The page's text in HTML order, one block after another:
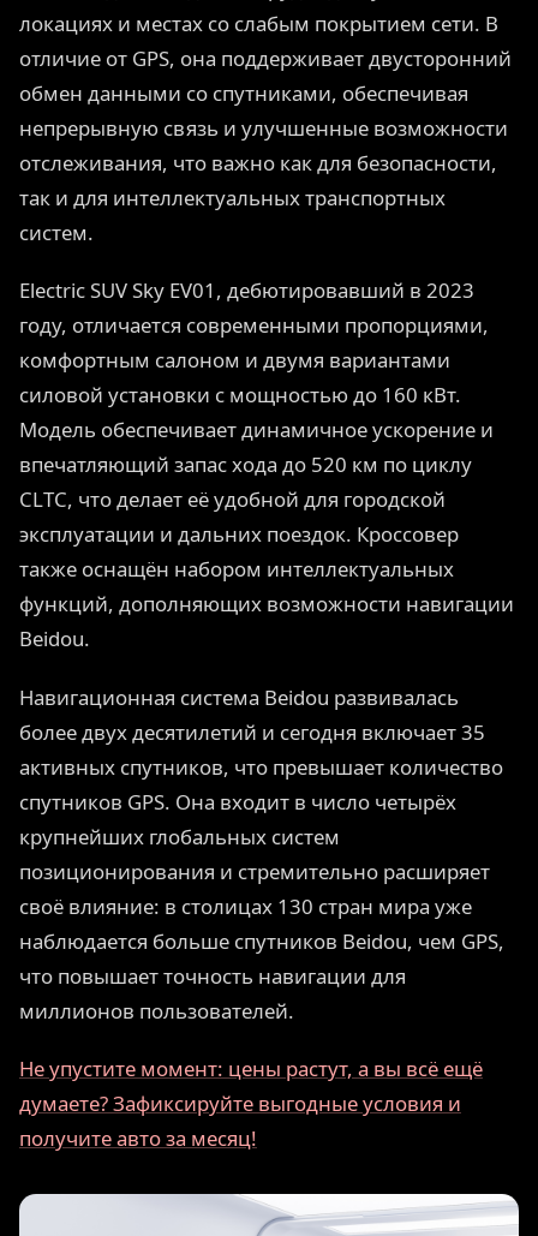
локациях и местах со слабым покрытием сети. В
отличие от GPS, она поддерживает двусторонний
обмен данными со спутниками, обеспечивая
непрерывную связь и улучшенные возможности
отслеживания, что важно как для безопасности,
так и для интеллектуальных транспортных
систем.
Electric SUV Sky EV01, дебютировавший в 2023
году, отличается современными пропорциями,
комфортным салоном и двумя вариантами
силовой установки с мощностью до 160 кВт.
Модель обеспечивает динамичное ускорение и
впечатляющий запас хода до 520 км по циклу
CLTC, что делает её удобной для городской
эксплуатации и дальних поездок. Кроссовер
также оснащён набором интеллектуальных
функций, дополняющих возможности навигации
Beidou.
Навигационная система Beidou развивалась
более двух десятилетий и сегодня включает 35
активных спутников, что превышает количество
спутников GPS. Она входит в число четырёх
крупнейших глобальных систем
позиционирования и стремительно расширяет
своё влияние: в столицах 130 стран мира уже
наблюдается больше спутников Beidou, чем GPS,
что повышает точность навигации для
миллионов пользователей.
Не упустите момент: цены растут, а вы всё ещё
думаете? Зафиксируйте выгодные условия и
получите авто за месяц!